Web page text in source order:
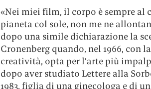
«Nei miei film, il corpo è sempre
pianeta col sole, non me ne
dopo una simile dichiarazione la
Cronenberg quando, nel 1966, con
creatività, opta per l’arte più
dopo aver studiato Lettere alla
1983, figlia di una ginecologa e di